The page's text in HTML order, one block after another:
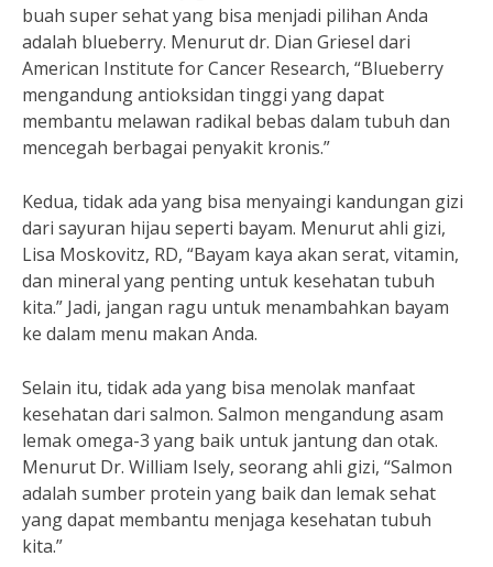
buah super sehat yang bisa menjadi pilihan Anda
adalah blueberry. Menurut dr. Dian Griesel dari
American Institute for Cancer Research, “Blueberry
mengandung antioksidan tinggi yang dapat
membantu melawan radikal bebas dalam tubuh dan
mencegah berbagai penyakit kronis.”
Kedua, tidak ada yang bisa menyaingi kandungan gizi
dari sayuran hijau seperti bayam. Menurut ahli gizi,
Lisa Moskovitz, RD, “Bayam kaya akan serat, vitamin,
dan mineral yang penting untuk kesehatan tubuh
kita.” Jadi, jangan ragu untuk menambahkan bayam
ke dalam menu makan Anda.
Selain itu, tidak ada yang bisa menolak manfaat
kesehatan dari salmon. Salmon mengandung asam
lemak omega-3 yang baik untuk jantung dan otak.
Menurut Dr. William Isely, seorang ahli gizi, “Salmon
adalah sumber protein yang baik dan lemak sehat
yang dapat membantu menjaga kesehatan tubuh
kita.”